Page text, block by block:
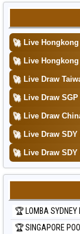
Data Togel
Data Togel
Data Togel
Data Togel
Data Togel
Data Togel Taiwan
🚀 Live
🚀 Live
🚀 Live Draw
🚀 Live Draw SGP
🚀 Live Draw
🚀 Live Draw
🚀 Live Draw
🏆 LOMBA SYDNEY
🏆 SINGAPORE